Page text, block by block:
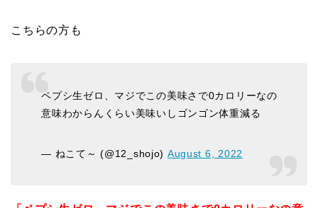
こちらの方も
ペプシ生ゼロ、マジでこの美味さで0カロリーなの
意味わからんくらい美味いしゴンゴン体重減る
— ねこて～ (@12_shojo) August 6, 2022